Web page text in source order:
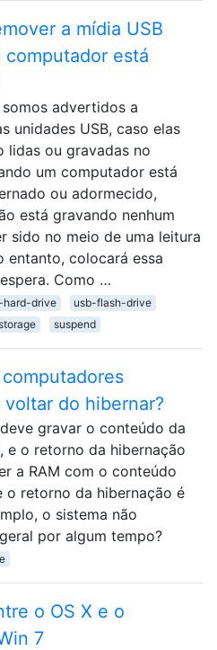
a mídia USB
computador está
advertidos a
unidades USB, caso elas
lidas ou gravadas no
um computador está
ou adormecido,
está gravando nenhum
sido no meio de uma leitura
entanto, colocará essa
Como …
hard-drive
usb-flash-drive
suspend
voltar do hibernar?
gravar o conteúdo da
e o retorno da hibernação
a RAM com o conteúdo
o retorno da hibernação é
o sistema não
por algum tempo?
o OS X e o
7